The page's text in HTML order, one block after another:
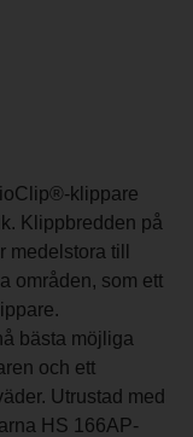
klippare
Klippbredden på
till
områden, som ett
bästa möjliga
och ett
Utrustad med
HS 166AP-